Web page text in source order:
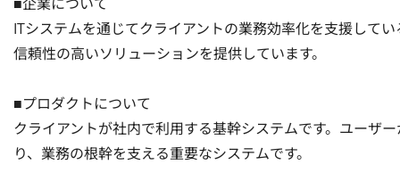
ITシステムを通じてクライアントの業務効率化を支援して
信頼性の高いソリューションを提供しています。
■プロダクトについて
クライアントが社内で利用する基幹システムです。ユーザ
り、業務の根幹を支える重要なシステムです。